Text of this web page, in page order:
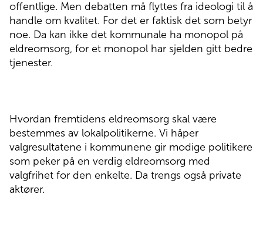
offentlige. Men debatten må flyttes fra ideologi til å
handle om kvalitet. For det er faktisk det som betyr
noe. Da kan ikke det kommunale ha monopol på
eldreomsorg, for et monopol har sjelden gitt bedre
tjenester.
Hvordan fremtidens eldreomsorg skal være
bestemmes av lokalpolitikerne. Vi håper
valgresultatene i kommunene gir modige politikere
som peker på en verdig eldreomsorg med
valgfrihet for den enkelte. Da trengs også private
aktører.